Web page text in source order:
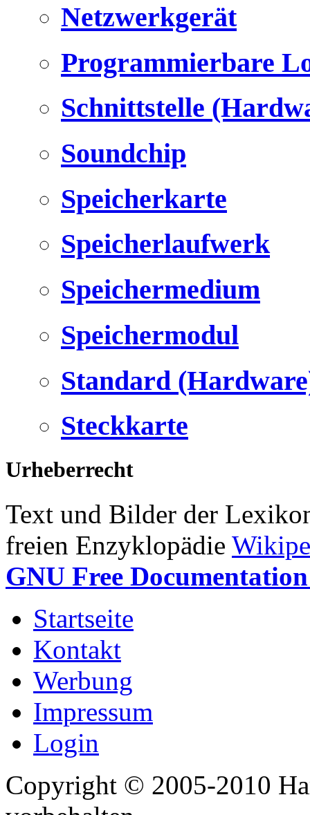
Netzwerkgerät
Programmierbare
Schnittstelle
Soundchip
Speicherkarte
Speicherlaufwerk
Speichermedium
Speichermodul
Standard
Steckkarte
Urheberrecht
Text und Bilder der
freien Enzyklopädie
GNU Free
Startseite
Kontakt
Werbung
Impressum
Login
Copyright © 2005-2010